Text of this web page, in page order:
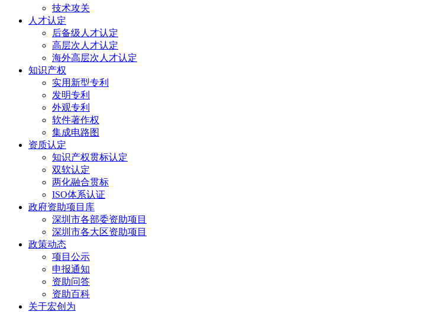
技术攻关
人才认定
后备级人才认定
高层次人才认定
海外高层次人才认定
知识产权
实用新型专利
发明专利
外观专利
软件著作权
集成电路图
资质认定
知识产权贯标认定
双软认定
两化融合贯标
ISO体系认证
政府资助项目库
深圳市各部委资助项目
深圳市各大区资助项目
政策动态
项目公示
申报通知
资助问答
资助百科
关于宏创为